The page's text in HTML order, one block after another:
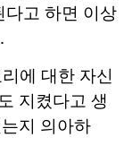
다고 하면 이상
에 대한 자신
지켰다고 생
지 의아하